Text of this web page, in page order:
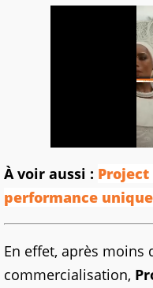
À voir aussi : Project
performance
En effet, après moins
commercialisation,